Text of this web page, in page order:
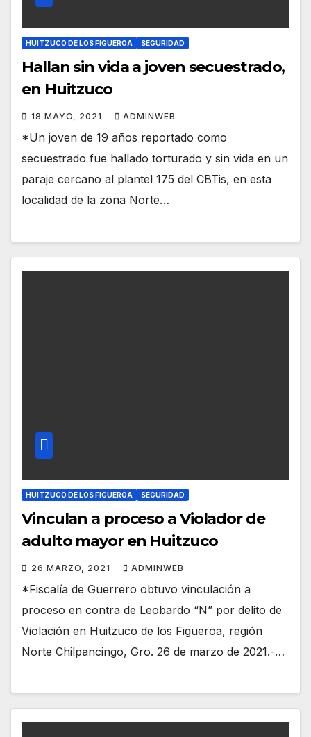
HUITZUCO DE LOS FIGUEROA SEGURIDAD
Hallan sin vida a joven secuestrado,
en Huitzuco
18 MAYO, 2021 ADMINWEB
*Un joven de 19 años reportado como
secuestrado fue hallado torturado y sin vida en un
paraje cercano al plantel 175 del CBTis, en esta
localidad de la zona Norte…
HUITZUCO DE LOS FIGUEROA SEGURIDAD
Vinculan a proceso a Violador de
adulto mayor en Huitzuco
26 MARZO, 2021 ADMINWEB
*Fiscalía de Guerrero obtuvo vinculación a
proceso en contra de Leobardo “N” por delito de
Violación en Huitzuco de los Figueroa, región
Norte Chilpancingo, Gro. 26 de marzo de 2021.-…